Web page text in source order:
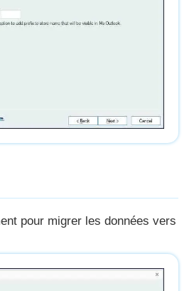
pour migrer les données vers